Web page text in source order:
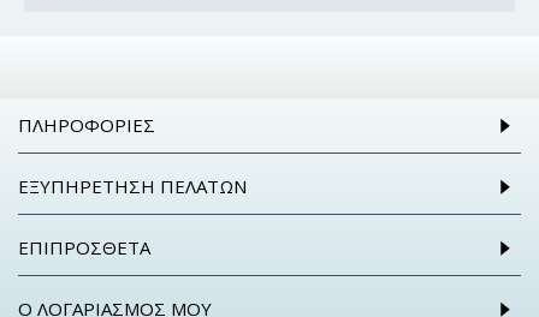
ΠΛΗΡΟΦΟΡΊΕΣ
ΕΞΥΠΗΡΈΤΗΣΗ ΠΕΛΑΤΏΝ
ΕΠΙΠΡΌΣΘΕΤΑ
Ο ΛΟΓΑΡΙΑΣΜΌΣ ΜΟΥ